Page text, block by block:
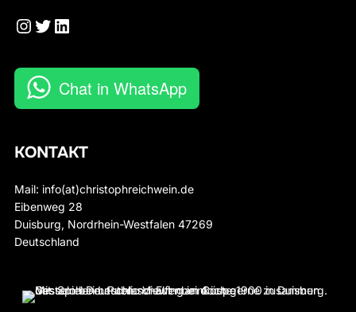
Instagram
Twitter
LinkedIn
Chat in WhatsApp
KONTAKT
Mail: info(at)christophreichwein.de
Eibenweg 28
Duisburg, Nordrhein-Westfalen 47269
Deutschland